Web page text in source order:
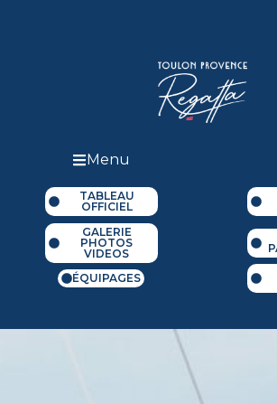
Menu
TABLEAU
OFFICIEL
GALERIE
PHOTOS
VIDEOS
ÉQUIPAGES